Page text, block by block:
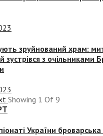
зруйнований храм:
зустрівся з очільниками
Showing 1 Of 9
України